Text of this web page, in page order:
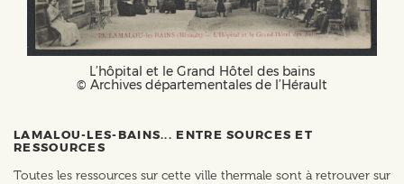
L’hôpital et le Grand Hôtel des bains
© Archives départementales de l’Hérault
LAMALOU-LES-BAINS... ENTRE SOURCES ET
RESSOURCES
Toutes les ressources sur cette ville thermale sont à retrouver sur